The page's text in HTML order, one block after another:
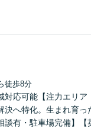
徒歩8分
対応可能【注力エリ
決へ特化。生まれ育
有・駐車場完備】【